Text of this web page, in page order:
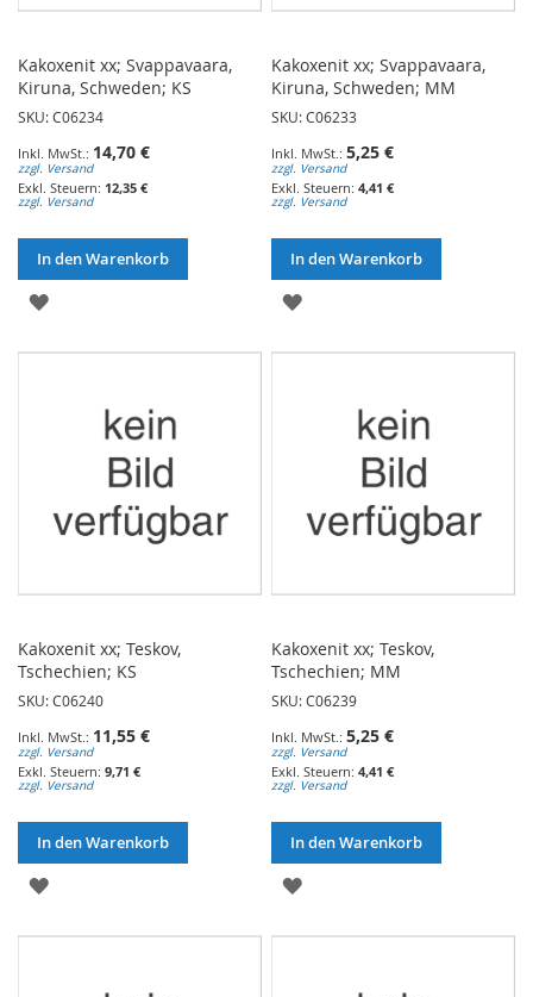
Kakoxenit xx; Svappavaara,
Kiruna, Schweden; KS
SKU: C06234
14,70 €
zzgl. Versand
12,35 €
zzgl. Versand
In den Warenkorb
ZUR
Kakoxenit xx; Svappavaara,
Kiruna, Schweden; MM
SKU: C06233
5,25 €
zzgl. Versand
4,41 €
zzgl. Versand
In den Warenkorb
ZUR
Kakoxenit xx; Teskov,
Tschechien; KS
SKU: C06240
11,55 €
zzgl. Versand
9,71 €
zzgl. Versand
In den Warenkorb
ZUR
Kakoxenit xx; Teskov,
Tschechien; MM
SKU: C06239
5,25 €
zzgl. Versand
4,41 €
zzgl. Versand
In den Warenkorb
ZUR